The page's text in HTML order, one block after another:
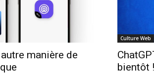
manière de
Culture Web
bientôt !